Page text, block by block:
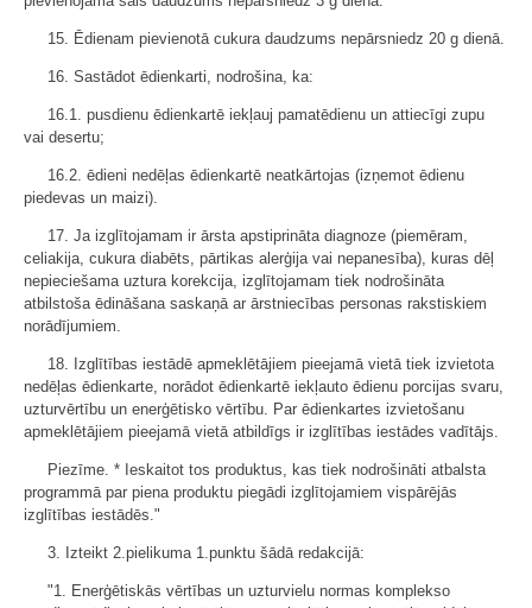
15. Ēdienam pievienotā cukura daudzums nepārsniedz 20 g dienā.
16. Sastādot ēdienkarti, nodrošina, ka:
16.1. pusdienu ēdienkartē iekļauj pamatēdienu un attiecīgi zupu
vai desertu;
16.2. ēdieni nedēļas ēdienkartē neatkārtojas (izņemot ēdienu
piedevas un maizi).
17. Ja izglītojamam ir ārsta apstiprināta diagnoze (piemēram,
celiakija, cukura diabēts, pārtikas alerģija vai nepanesība), kuras dēļ
nepieciešama uztura korekcija, izglītojamam tiek nodrošināta
atbilstoša ēdināšana saskaņā ar ārstniecības personas rakstiskiem
norādījumiem.
18. Izglītības iestādē apmeklētājiem pieejamā vietā tiek izvietota
nedēļas ēdienkarte, norādot ēdienkartē iekļauto ēdienu porcijas svaru,
uzturvērtību un enerģētisko vērtību. Par ēdienkartes izvietošanu
apmeklētājiem pieejamā vietā atbildīgs ir izglītības iestādes vadītājs.
Piezīme. * Ieskaitot tos produktus, kas tiek nodrošināti atbalsta
programmā par piena produktu piegādi izglītojamiem vispārējās
izglītības iestādēs."
3. Izteikt 2.pielikuma 1.punktu šādā redakcijā:
"1. Enerģētiskās vērtības un uzturvielu normas komplekso